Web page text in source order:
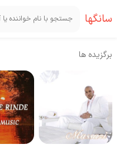
سانگها
برگزیده ها